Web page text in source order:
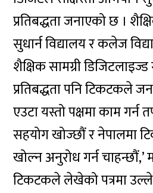
प्रतिबद्धता जनाएको छ ।
सुधार्न विद्यालय र कलेज
शैक्षिक सामग्री
प्रतिबद्धता पनि टिकटकले
एउटा यस्तो पक्षमा काम गर्न
सहयोग खोज्छौं र नेपालमा
खोल्न अनुरोध गर्न चाहन्छौं,’
टिकटकले लेखेको पत्रमा